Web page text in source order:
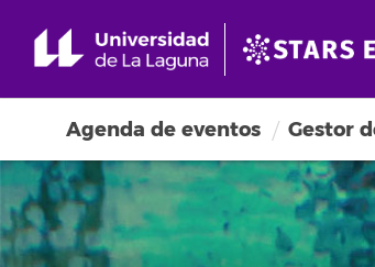
Agenda de eventos Gestor